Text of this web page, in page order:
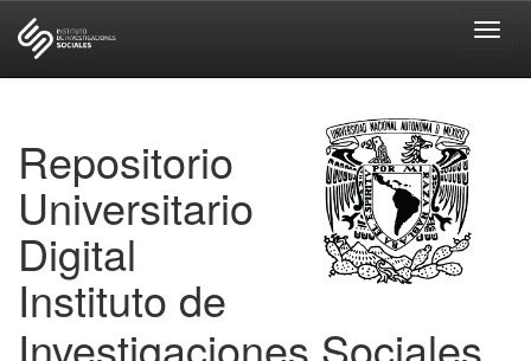
Repositorio
Universitario
Digital
Instituto de
Investigaciones Sociales